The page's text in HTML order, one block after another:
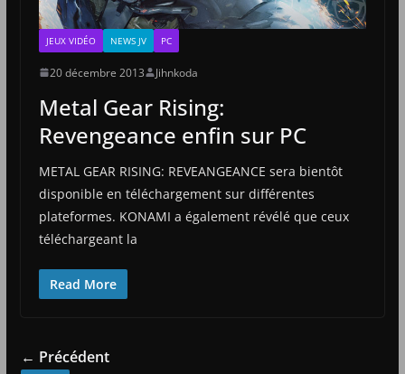
JEUX VIDÉO NEWS JV PC
20 décembre 2013 Jihnkoda
Metal Gear Rising:
Revengeance enfin sur PC
METAL GEAR RISING: REVEANGEANCE sera bientôt
disponible en téléchargement sur différentes
plateformes. KONAMI a également révélé que ceux
téléchargeant la
Read More
← Précédent